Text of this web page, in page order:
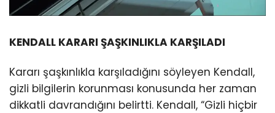
KENDALL KARARI ŞAŞKINLIKLA KARŞILADI
Kararı şaşkınlıkla karşıladığını söyleyen Kendall,
gizli bilgilerin korunması konusunda her zaman
dikkatli davrandığını belirtti. Kendall, “Gizli hiçbir